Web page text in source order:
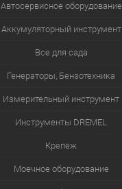
Автосервисное оборудование
Аккумуляторный инструмент
Все для сада
Генераторы, Бензотехника
Измерительный инструмент
Инструменты DREMEL
Крепеж
Моечное оборудование